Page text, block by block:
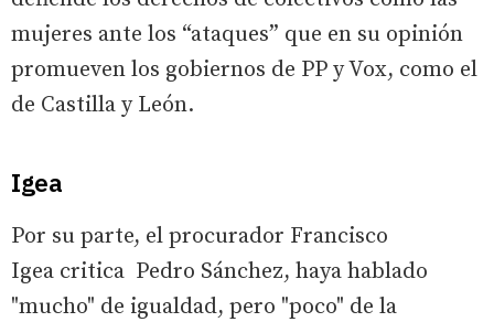
mujeres ante los “ataques” que en su opinión
promueven los gobiernos de PP y Vox, como el
de Castilla y León.
Igea
Por su parte, el procurador Francisco
Igea critica Pedro Sánchez, haya hablado
"mucho" de igualdad, pero "poco" de la